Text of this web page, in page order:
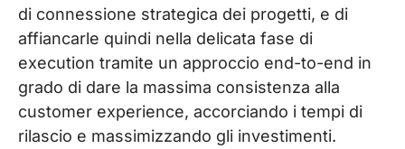
di connessione strategica dei progetti, e di
affiancarle quindi nella delicata fase di
execution tramite un approccio end-to-end in
grado di dare la massima consistenza alla
customer experience, accorciando i tempi di
rilascio e massimizzando gli investimenti.